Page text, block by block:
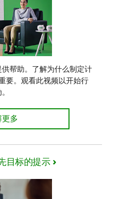
帮助。了解为什么制定计
要。观看此视频以开始行
么财务计划具有重要意义？了解详情
更多
目标的提示